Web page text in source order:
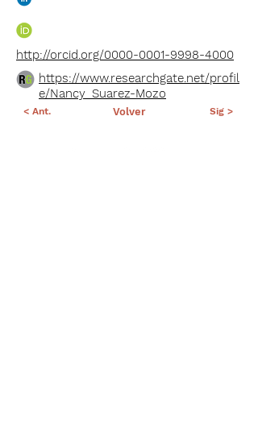
http://orcid.org/0000-0001-9998-4000
< Ant. Volver Sig >
https://www.researchgate.net/profil
e/Nancy_Suarez-Mozo